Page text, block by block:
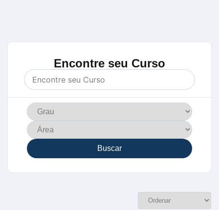
Encontre seu Curso
Buscar